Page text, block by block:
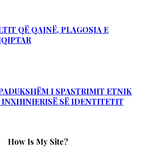
QË QAJNË, PLAGOSJA E
I SPASTRIMIT ETNIK
INXHINIERISË SË IDENTITETIT
How Is My Site?